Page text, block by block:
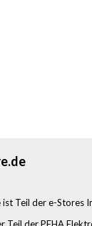
Teil der e-Stores
Teil der PEHA